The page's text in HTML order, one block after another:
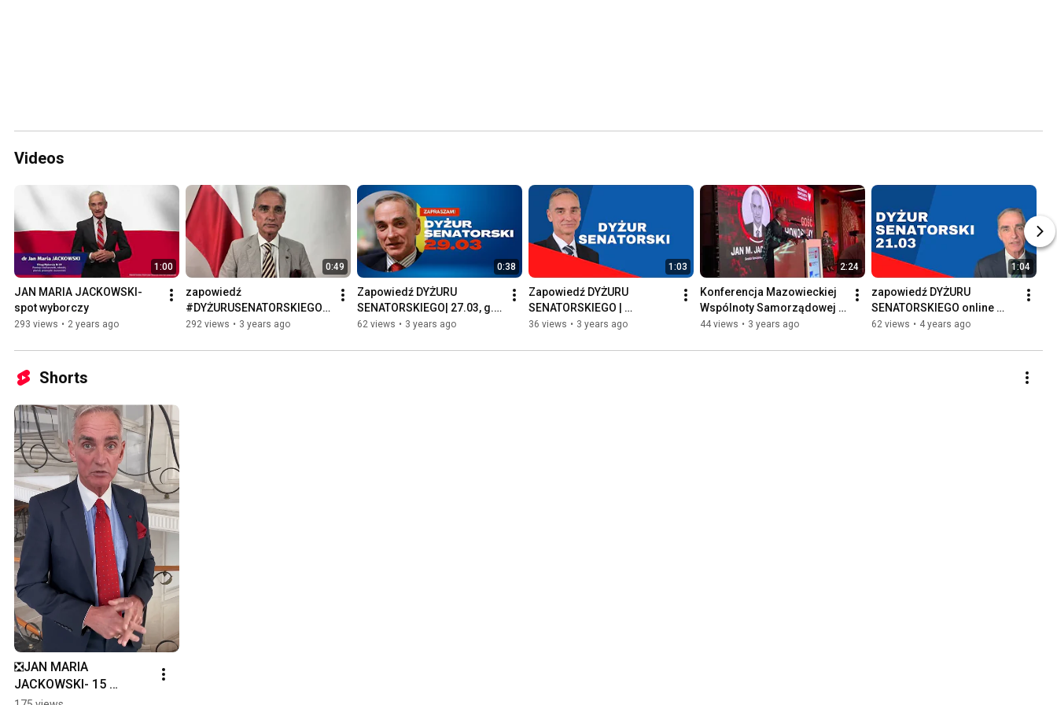
Videos
1:00
JAN MARIA JACKOWSKI-
spot wyborczy
293 views • 2 years ago
0:49
zapowiedź
#DYŻURUSENATORSKIEGO |
26.06, g. 20.00
292 views • 3 years ago
0:38
Zapowiedź DYŻURU
SENATORSKIEGO| 27.03, g.
20:00
62 views • 3 years ago
1:03
Zapowiedź DYŻURU
SENATORSKIEGO |
12.12.2022, godz. 20.00
36 views • 3 years ago
2:24
Konferencja Mazowieckiej
Wspólnoty Samorządowej
#bezpartyjnisamorządowcy
44 views • 3 years ago
1:04
zapowiedź DYŻURU
SENATORSKIEGO online
21.03
62 views • 4 years ago
Shorts
❎JAN MARIA
JACKOWSKI- 15
października!